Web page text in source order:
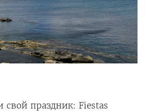
свой праздник: Fiestas